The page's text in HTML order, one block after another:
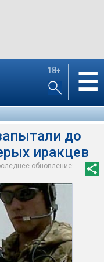
18+ ☰
до
иракцев
обновление: